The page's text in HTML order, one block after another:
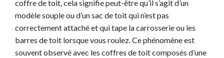
coffre de toit, cela signifie peut-être qu’il s’agit d’un
modèle souple ou d’un sac de toit qui n’est pas
correctement attaché et qui tape la carrosserie ou les
barres de toit lorsque vous roulez. Ce phénomène est
souvent observé avec les coffres de toit composés d’une